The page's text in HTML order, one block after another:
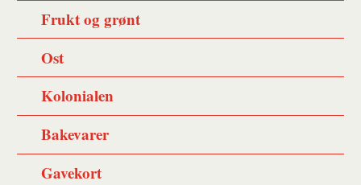
Frukt og grønt
Ost
Kolonialen
Bakevarer
Gavekort